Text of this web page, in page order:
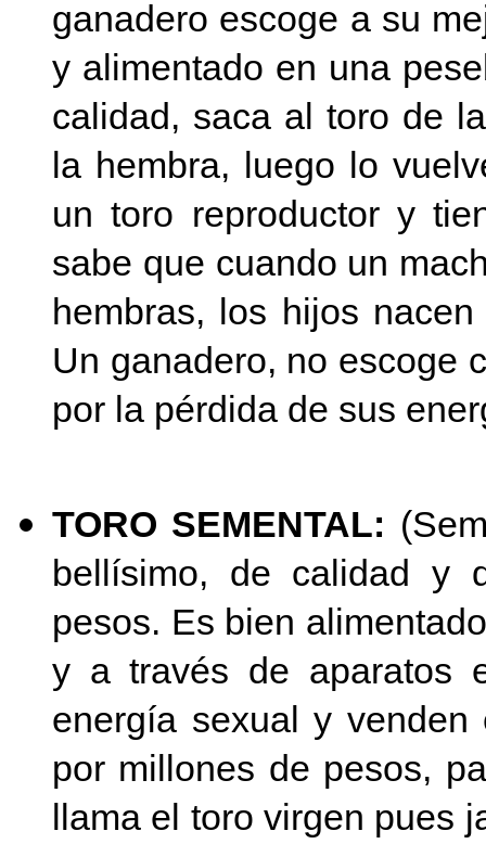
ganadero escoge a su
y alimentado en una
calidad, saca al toro de
la hembra, luego lo
un toro reproductor y
sabe que cuando un
hembras, los hijos
Un ganadero, no escoge
por la pérdida de sus
TORO SEMENTAL:
bellísimo, de calidad y
pesos. Es bien
y a través de aparatos
energía sexual y
por millones de pesos,
llama el toro virgen pues